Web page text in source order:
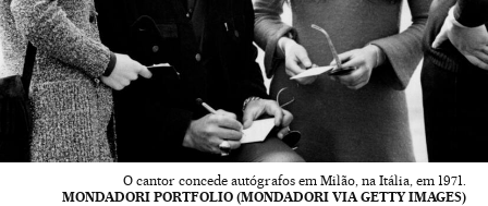
O cantor concede autógrafos em Milão, na Itália, em 1971.
MONDADORI PORTFOLIO (MONDADORI VIA GETTY IMAGES)